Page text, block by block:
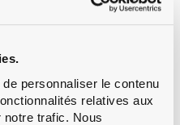
personnaliser le contenu
relatives aux
trafic. Nous
Martin